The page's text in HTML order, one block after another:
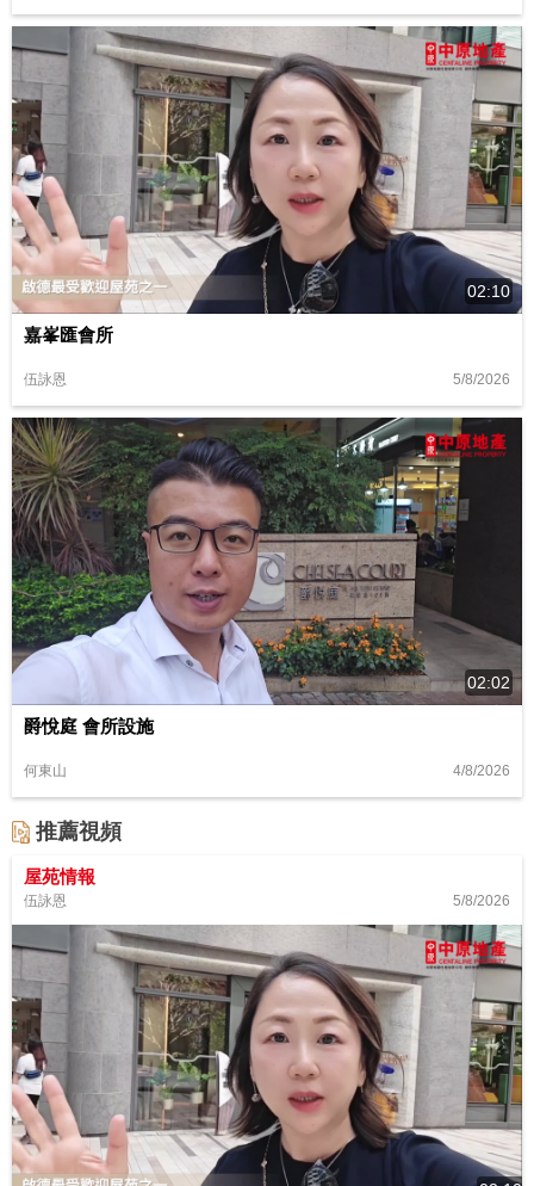
02:10
嘉峯匯會所
伍詠恩 5/8/2026
02:02
爵悅庭 會所設施
何東山 4/8/2026
推薦視頻
屋苑情報
伍詠恩 5/8/2026